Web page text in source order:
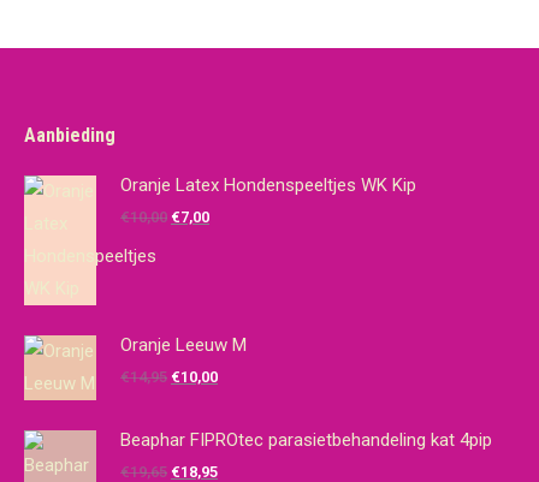
Aanbieding
Oranje Latex Hondenspeeltjes WK Kip
€10,00 Oorspronkelijke
€7,00Huidige
Oranje Leeuw M
€14,95 Oorspronkelijke
was:
€14,95.
€10,00Huidige
is:
€10,00.
Beaphar FIPROtec parasietbehandeling kat 4pip
€19,65 Oorspronkelijke
€18,95Huidige